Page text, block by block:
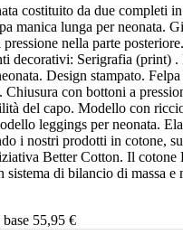
costituito da due completi
manica lunga per neonata.
nella parte
decorativi: Serigrafia (print) .
Design stampato.
con bottoni a
del capo. Modello con
leggings per neonata.
i nostri prodotti in cotone,
Better Cotton. Il cotone
sistema di bilancio di massa e
55,95 €